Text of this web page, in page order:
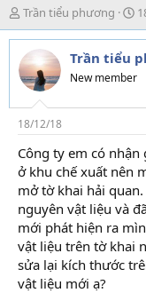
T
h
r
e
a
d
s
t
a
r
t
e
r
Trần tiểu phương
N
g
à
y
g
i
Trần tiểu
New member
18/12/18
Công ty em có
ở khu chế xuất nên
mở tờ khai hải
nguyên vật liệu và
mới phát hiện ra
vật liệu trên tờ khai
sửa lại kích thước
vật liệu mới ạ?